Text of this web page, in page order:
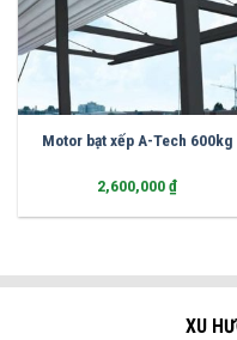
Motor bạt xếp A-Tech 600kg
2,600,000₫
XU